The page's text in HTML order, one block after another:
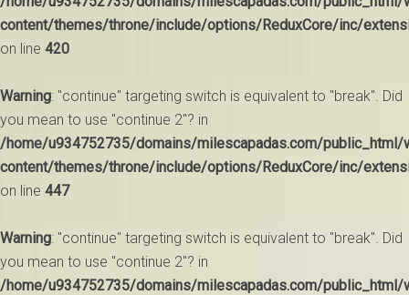
content/themes/throne/include/options/ReduxCore/inc/
on line 420
Warning: "continue" targeting switch is equivalent to "break". Did
you mean to use "continue 2"? in
/home/u934752735/domains/milescapadas.com/public_html/
content/themes/throne/include/options/ReduxCore/inc/
on line 447
Warning: "continue" targeting switch is equivalent to "break". Did
you mean to use "continue 2"? in
/home/u934752735/domains/milescapadas.com/public_html/